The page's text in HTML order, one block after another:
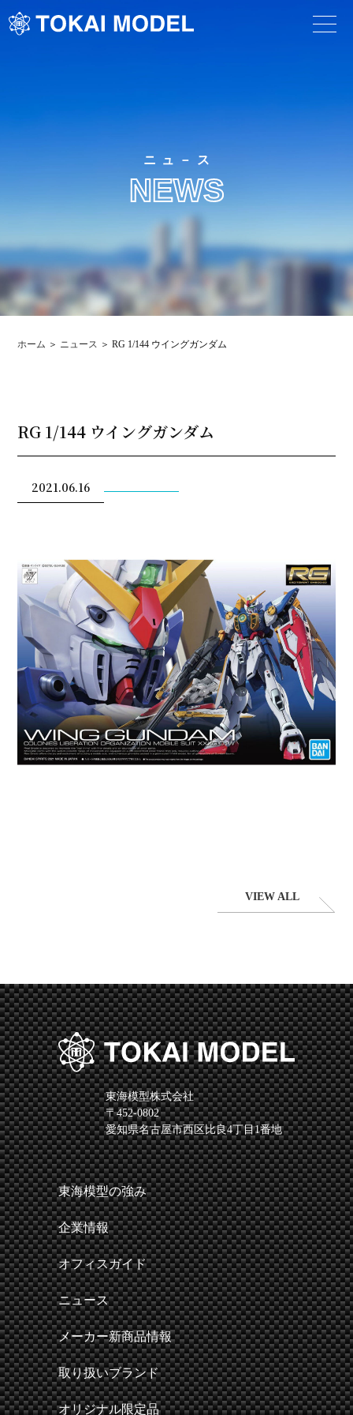
ニュ－ス
NEWS
ホーム ニュース RG 1/144 ウイングガンダム
RG 1/144 ウイングガンダム
2021.06.16
VIEW ALL
東海模型株式会社
〒452-0802
愛知県名古屋市西区比良4丁目1番地
東海模型の強み
企業情報
オフィスガイド
ニュース
メーカー新商品情報
取り扱いブランド
オリジナル限定品